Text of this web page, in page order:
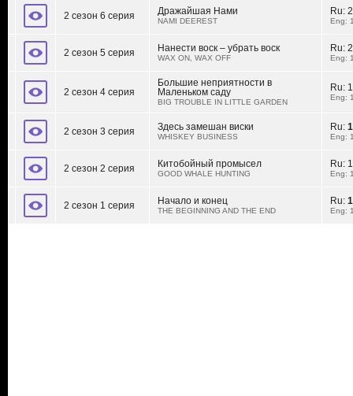
2 сезон 6 серия Дражайшая Нами
NAMI DEEREST
Ru:
Eng:
2 сезон 5 серия Нанести воск – убрать воск
WAX ON, WAX OFF
Ru:
Eng:
2 сезон 4 серия
Большие неприятности в
Маленьком саду
BIG TROUBLE IN LITTLE GARDEN
Ru:
Eng:
2 сезон 3 серия Здесь замешан виски
WHISKEY BUSINESS
Ru:
Eng:
2 сезон 2 серия Китобойный промысел
GOOD WHALE HUNTING
Ru:
Eng:
2 сезон 1 серия Начало и конец
THE BEGINNING AND THE END
Ru:
Eng: